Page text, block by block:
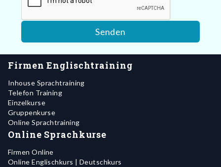
Firmen Englischtraining
Inhouse Sprachtraining
Telefon Training
Einzelkurse
Gruppenkurse
Online Sprachtraining
Online Sprachkurse
Firmen Online
Online Englischkurs | Deutschkurs